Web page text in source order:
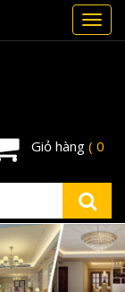
Giỏ hàng ( 0